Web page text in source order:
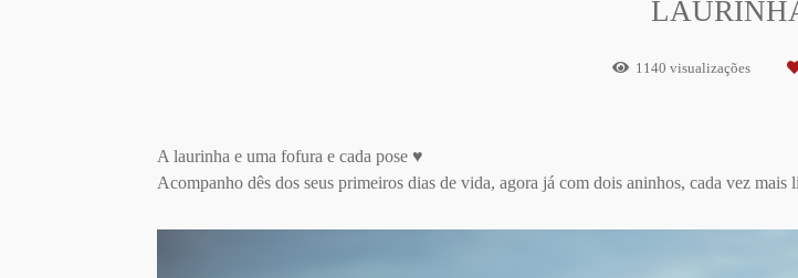
1140 visualizações
A laurinha e uma fofura e cada pose ♥
Acompanho dês dos seus primeiros dias de vida, agora já com dois aninhos, cada vez mais